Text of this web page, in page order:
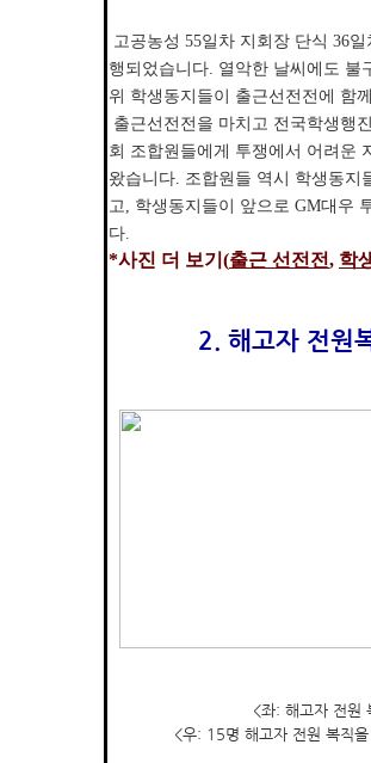
고공농성 55일차 지회장 단식 36
행되었습니다. 열악한 날씨에도 불
위 학생동지들이 출근선전전에 함
출근선전전을 마치고 전국학생행
회 조합원들에게 투쟁에서 어려운
왔습니다. 조합원들 역시 학생동지
고, 학생동지들이 앞으로 GM대우
다.
*사진 더 보기(출근 선전전, 학
2. 해고자 전원
<좌: 해고자 전원
<우: 15명 해고자 전원 복직